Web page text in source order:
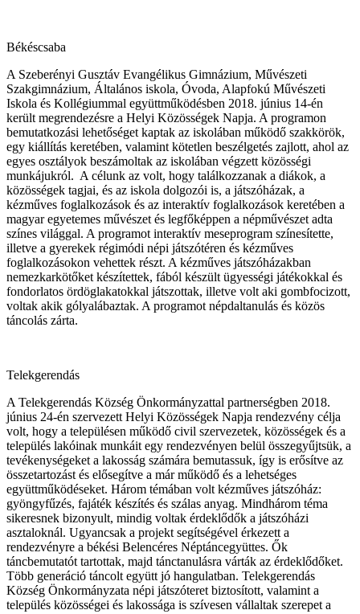
Békéscsaba
A Szeberényi Gusztáv Evangélikus Gimnázium, Művészeti
Szakgimnázium, Általános iskola, Óvoda, Alapfokú Művészeti
Iskola és Kollégiummal együttműködésben 2018. június 14-én
került megrendezésre a Helyi Közösségek Napja. A programon
bemutatkozási lehetőséget kaptak az iskolában működő szakkörök,
egy kiállítás keretében, valamint kötetlen beszélgetés zajlott, ahol az
egyes osztályok beszámoltak az iskolában végzett közösségi
munkájukról. A célunk az volt, hogy találkozzanak a diákok, a
közösségek tagjai, és az iskola dolgozói is, a játszóházak, a
kézműves foglalkozások és az interaktív foglalkozások keretében a
magyar egyetemes művészet és legfőképpen a népművészet adta
színes világgal. A programot interaktív meseprogram színesítette,
illetve a gyerekek régimódi népi játszótéren és kézműves
foglalkozásokon vehettek részt. A kézműves játszóházakban
nemezkarkötőket készítettek, fából készült ügyességi játékokkal és
fondorlatos ördöglakatokkal játszottak, illetve volt aki gombfocizott,
voltak akik gólyalábaztak. A programot népdaltanulás és közös
táncolás zárta.
Telekgerendás
A Telekgerendás Község Önkormányzattal partnerségben 2018.
június 24-én szervezett Helyi Közösségek Napja rendezvény célja
volt, hogy a településen működő civil szervezetek, közösségek és a
település lakóinak munkáit egy rendezvényen belül összegyűjtsük, a
tevékenységeket a lakosság számára bemutassuk, így is erősítve az
összetartozást és elősegítve a már működő és a lehetséges
együttműködéseket. Három témában volt kézműves játszóház:
gyöngyfűzés, fajáték készítés és szálas anyag. Mindhárom téma
sikeresnek bizonyult, mindig voltak érdeklődők a játszóházi
asztaloknál. Ugyancsak a projekt segítségével érkezett a
rendezvényre a békési Belencéres Néptáncegyüttes. Ők
táncbemutatót tartottak, majd tánctanulásra várták az érdeklődőket.
Több generáció táncolt együtt jó hangulatban. Telekgerendás
Község Önkormányzata népi játszóteret biztosított, valamint a
település közösségei és lakossága is szívesen vállaltak szerepet a